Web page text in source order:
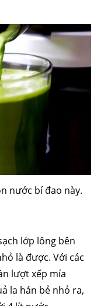
nước bí đao này.
lớp lông bên
là được. Với các
lượt xếp mía
la hán bẻ nhỏ ra,